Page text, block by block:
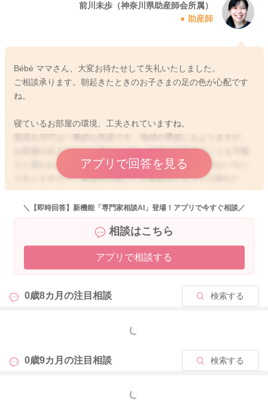
前川未歩（神奈川県助産師会所属）
助産師
Bébé ママさん、大変お待たせして失礼いたしました。
ご相談承ります。朝起きたときのお子さまの足の色が心配です
ね。
寝ているお部屋の環境、工夫されていますね。
室温を20℃は一般的な気温です。地域や季節にもよりますが、
お部屋の広さなどでも異なります。21度に設定することも可能
だと思われました。服装もよいと思います。暖か素材もいろい
ろありますので、保温性が高くても通気性によっては蒸れた
り、熱がこもることもあります。
することはよくあります。赤ちゃんのお尻や背中はどうでしょ
うか。温かいようでしたら、体温を維持することはできていま
す。安心してよい状態です。
なと思います。お腹周り、足の付け根などには大きな血管があ
ります。そのあたりを温かくすることで、足の色味が緩和され
アプリで回答を見る
＼【即時回答】新機能「専門家相談AI」登場！アプリで今すぐ相談／
相談はこちら
アプリで相談する
0歳8カ月の注目相談 検索する
もっと見る
0歳9カ月の注目相談 検索する
もっと見る